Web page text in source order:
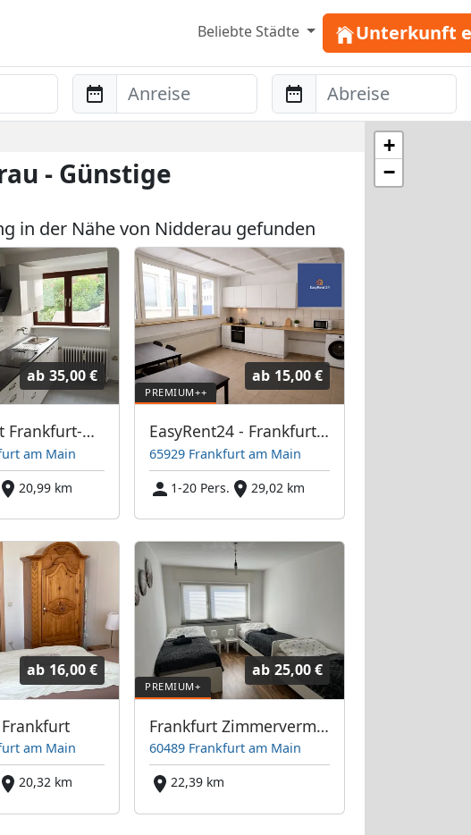
Beliebte Städte Unterkunft
Anreise Abreise
- Günstige
in der Nähe von Nidderau gefunden
ab 35,00 €
Unterkunft Frankfurt-West / Bockenheim
am Main
20,99 km
ab 15,00 €
EasyRent24 - Frankfurt am Main
65929 Frankfurt am Main
1-20 Pers.
29,02 km
ab 16,00 €
am Main
20,32 km
ab 25,00 €
Frankfurt Zimmervermietung
60489 Frankfurt am Main
22,39 km
+
−